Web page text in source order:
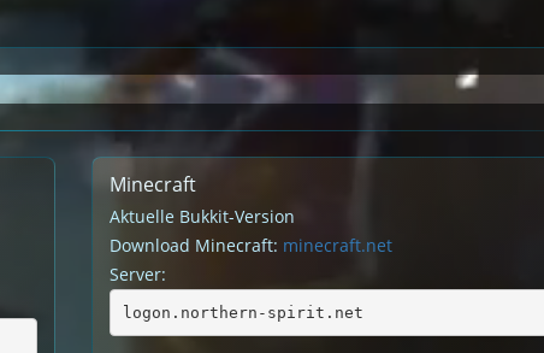
Minecraft
Aktuelle Bukkit-Version
Download Minecraft: minecraft.net
Server:
logon.northern-spirit.net